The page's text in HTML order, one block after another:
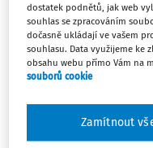
Celý
dostatek podnětů, jak web
souhlas se zpracováním
dočasně ukládají ve vašem
souhlasu. Data využijeme ke
obsahu webu přímo Vám na
souborů cookie
Zamítnout